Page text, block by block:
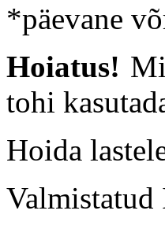
*päevane
Hoiatus!
tohi
Hoida
Valmistatud